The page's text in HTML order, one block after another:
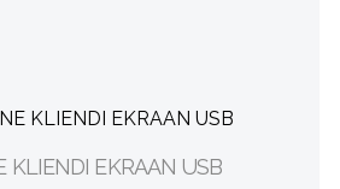
KLIENDI EKRAAN USB